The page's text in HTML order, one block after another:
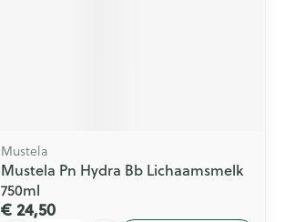
Mustela
Mustela Pn Hydra Bb Lichaamsmelk
750ml
€ 24,50